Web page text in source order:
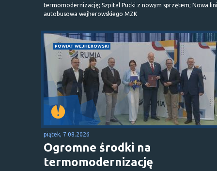
termomodernizację; Szpital Pucki z nowym sprzętem; Nowa
autobusowa wejherowskiego MZK
POWIAT WEJHEROWSKI
piątek, 7.08.2026
Ogromne środki na
termomodernizację